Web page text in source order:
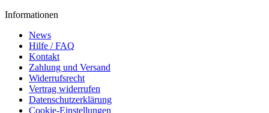
Informationen
News
Hilfe / FAQ
Kontakt
Zahlung und Versand
Widerrufsrecht
Vertrag widerrufen
Datenschutzerklärung
Cookie-Einstellungen